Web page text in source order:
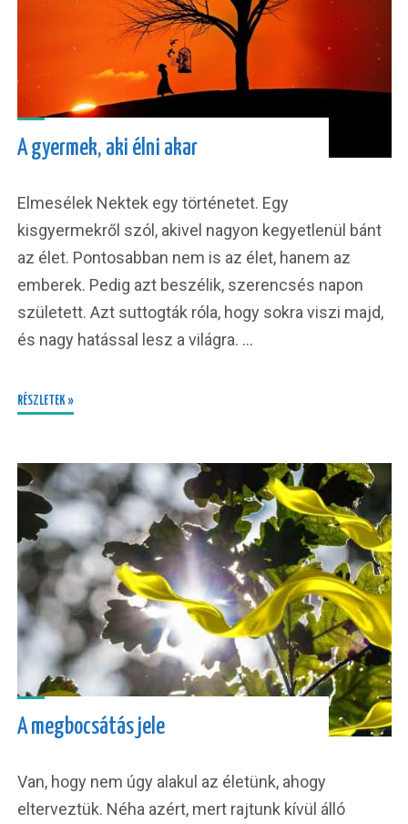
A gyermek, aki élni akar
Elmesélek Nektek egy történetet. Egy
kisgyermekről szól, akivel nagyon kegyetlenül bánt
az élet. Pontosabban nem is az élet, hanem az
emberek. Pedig azt beszélik, szerencsés napon
született. Azt suttogták róla, hogy sokra viszi majd,
és nagy hatással lesz a világra. …
RÉSZLETEK »
A megbocsátás jele
Van, hogy nem úgy alakul az életünk, ahogy
elterveztük. Néha azért, mert rajtunk kívül álló